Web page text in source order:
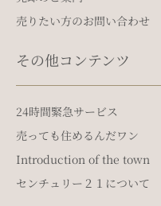
売りたい方のお問い合わせ
その他コンテンツ
24時間緊急サービス
売っても住めるんだワン
Introduction of the town
センチュリー２１について